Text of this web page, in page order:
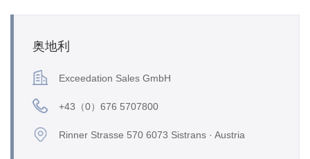
奥地利
Exceedation Sales GmbH
+43（0）676 5707800
Rinner Strasse 570 6073 Sistrans · Austria